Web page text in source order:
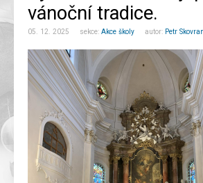
vánoční tradice.
05. 12. 2025 sekce: Akce školy autor: Petr